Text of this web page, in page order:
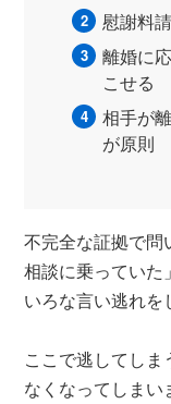
慰謝料
離婚に
こせる
相手が
が原則
不完全な証拠で
相談に乗っていた
いろな言い逃れを
ここで逃してし
なくなってしまい